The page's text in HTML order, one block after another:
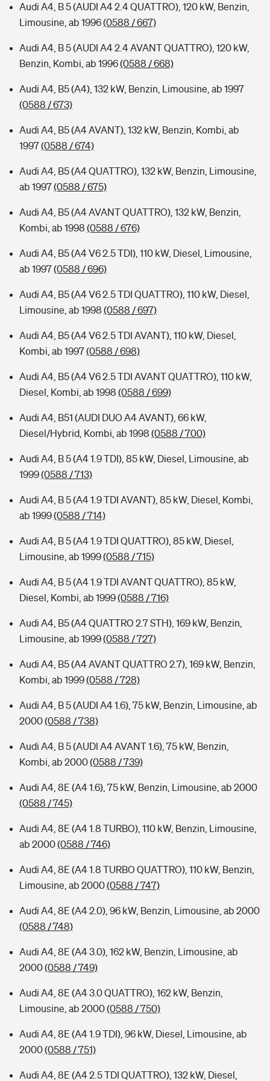
Audi A4, B 5 (AUDI A4 2.4 QUATTRO), 120 kW, Benzin,
Limousine, ab 1996(0588 / 667)
Audi A4, B 5 (AUDI A4 2.4 AVANT QUATTRO), 120 kW,
Benzin, Kombi, ab 1996(0588 / 668)
Audi A4, B5 (A4), 132 kW, Benzin, Limousine, ab 1997
(0588 / 673)
Audi A4, B5 (A4 AVANT), 132 kW, Benzin, Kombi, ab
1997(0588 / 674)
Audi A4, B5 (A4 QUATTRO), 132 kW, Benzin, Limousine,
ab 1997(0588 / 675)
Audi A4, B5 (A4 AVANT QUATTRO), 132 kW, Benzin,
Kombi, ab 1998 (0588 / 676)
Audi A4, B5 (A4 V6 2.5 TDI), 110 kW, Diesel, Limousine,
ab 1997(0588 / 696)
Audi A4, B5 (A4 V6 2.5 TDI QUATTRO), 110 kW, Diesel,
Limousine, ab 1998 (0588 / 697)
Audi A4, B5 (A4 V6 2.5 TDI AVANT), 110 kW, Diesel,
Kombi, ab 1997(0588 / 698)
Audi A4, B5 (A4 V6 2.5 TDI AVANT QUATTRO), 110 kW,
Diesel, Kombi, ab 1998 (0588 / 699)
Audi A4, B51 (AUDI DUO A4 AVANT), 66 kW,
Diesel/Hybrid, Kombi, ab 1998 (0588 / 700)
Audi A4, B 5 (A4 1.9 TDI), 85 kW, Diesel, Limousine, ab
1999(0588 / 713)
Audi A4, B 5 (A4 1.9 TDI AVANT), 85 kW, Diesel, Kombi,
ab 1999(0588 / 714)
Audi A4, B 5 (A4 1.9 TDI QUATTRO), 85 kW, Diesel,
Limousine, ab 1999(0588 / 715)
Audi A4, B 5 (A4 1.9 TDI AVANT QUATTRO), 85 kW,
Diesel, Kombi, ab 1999(0588 / 716)
Audi A4, B5 (A4 QUATTRO 2.7 STH), 169 kW, Benzin,
Limousine, ab 1999(0588 / 727)
Audi A4, B5 (A4 AVANT QUATTRO 2.7), 169 kW, Benzin,
Kombi, ab 1999(0588 / 728)
Audi A4, B 5 (AUDI A4 1.6), 75 kW, Benzin, Limousine, ab
2000(0588 / 738)
Audi A4, B 5 (AUDI A4 AVANT 1.6), 75 kW, Benzin,
Kombi, ab 2000(0588 / 739)
Audi A4, 8E (A4 1.6), 75 kW, Benzin, Limousine, ab 2000
(0588 / 745)
Audi A4, 8E (A4 1.8 TURBO), 110 kW, Benzin, Limousine,
ab 2000(0588 / 746)
Audi A4, 8E (A4 1.8 TURBO QUATTRO), 110 kW, Benzin,
Limousine, ab 2000(0588 / 747)
Audi A4, 8E (A4 2.0), 96 kW, Benzin, Limousine, ab 2000
(0588 / 748)
Audi A4, 8E (A4 3.0), 162 kW, Benzin, Limousine, ab
2000(0588 / 749)
Audi A4, 8E (A4 3.0 QUATTRO), 162 kW, Benzin,
Limousine, ab 2000(0588 / 750)
Audi A4, 8E (A4 1.9 TDI), 96 kW, Diesel, Limousine, ab
2000(0588 / 751)
Audi A4, 8E (A4 2.5 TDI QUATTRO), 132 kW, Diesel,